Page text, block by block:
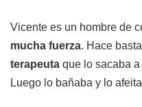
Vicente es un hombre de
mucha fuerza. Hace
terapeuta que lo sacaba
Luego lo bañaba y lo